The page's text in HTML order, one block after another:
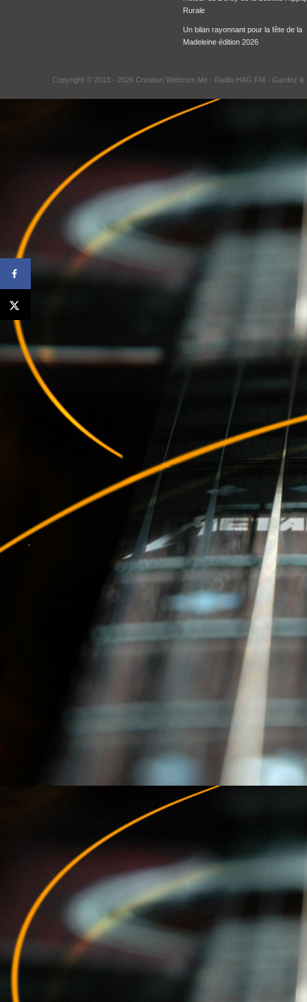
Rurale
Un bilan rayonnant pour la fête de la
Madeleine édition 2026
Copyright © 2013 - 2026 Création Webcom.Me - Radio HAG FM - Gardez le